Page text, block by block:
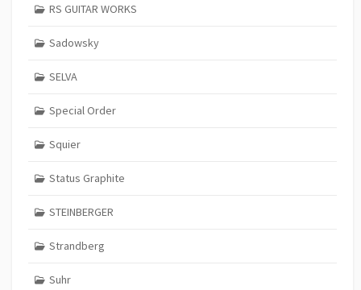
RS GUITAR WORKS
Sadowsky
SELVA
Special Order
Squier
Status Graphite
STEINBERGER
Strandberg
Suhr